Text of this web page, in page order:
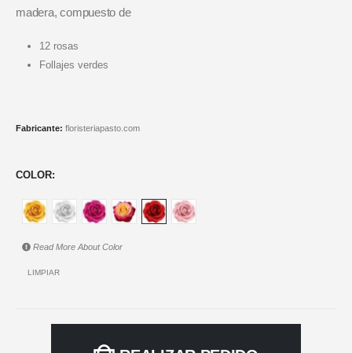
madera, compuesto de
12 rosas
Follajes verdes
Fabricante: floristeriapasto.com
COLOR
Read More AboutColor
LIMPIAR